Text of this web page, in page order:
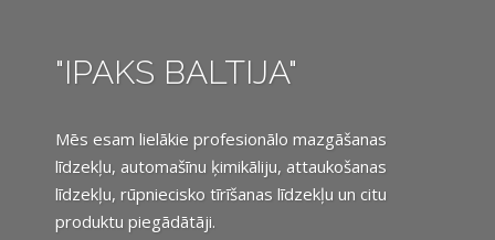
"IPAKS BALTIJA"
Mēs esam lielākie profesionālo mazgāšanas
līdzekļu, automašīnu ķimikāliju, attaukošanas
līdzekļu, rūpniecisko tīrīšanas līdzekļu un citu
produktu piegādātāji.